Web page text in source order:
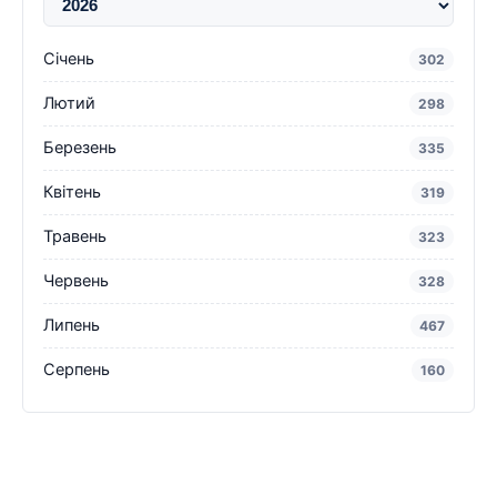
Січень 302
Лютий 298
Березень 335
Квітень 319
Травень 323
Червень 328
Липень 467
Серпень 160